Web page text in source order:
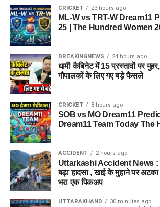
CRICKET 23 hours ago
ML-W vs TRT-W Dream11
25 | The Hundred Women
BREAKINGNEWS 24 hours ago
धामी कैबिनेट में 15 प्रस्तावों पर
गौपालकों के लिए गए बड़े फैसले
CRICKET 8 hours ago
SOB vs MO Dream11
Dream11 Team Today The
ACCIDENT 2 hours ago
Uttarkashi Accident News :
बड़ा हादसा , खाई के मुहाने पर
भरा एक पिकअप
UTTARAKHAND 30 minutes ago